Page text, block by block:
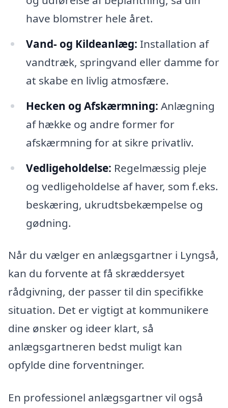
have blomstrer hele året.
Vand- og Kildeanlæg: Installation af
vandtræk, springvand eller damme for
at skabe en livlig atmosfære.
Hecken og Afskærmning: Anlægning
af hække og andre former for
afskærmning for at sikre privatliv.
Vedligeholdelse: Regelmæssig pleje
og vedligeholdelse af haver, som f.eks.
beskæring, ukrudtsbekæmpelse og
gødning.
Når du vælger en anlægsgartner i Lyngså,
kan du forvente at få skræddersyet
rådgivning, der passer til din specifikke
situation. Det er vigtigt at kommunikere
dine ønsker og ideer klart, så
anlægsgartneren bedst muligt kan
opfylde dine forventninger.
En professionel anlægsgartner vil også